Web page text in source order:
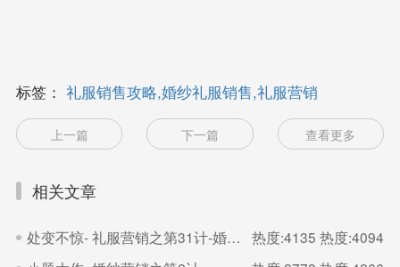
标签： 礼服销售攻略,婚纱礼服销售,礼服营销
上一篇 下一篇 查看更多
相关文章
处变不惊- 礼服营销之第31计-婚纱礼服出租管理平台 热度:4135 热度:4094